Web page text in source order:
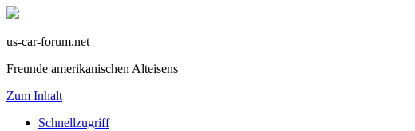
us-car-forum.net
Freunde amerikanischen Alteisens
Zum Inhalt
Schnellzugriff